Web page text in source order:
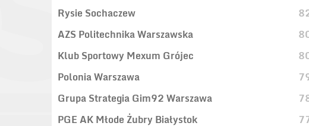
Rysie Sochaczew
AZS Politechnika Warszawska
Klub Sportowy Mexum Grójec
Polonia Warszawa
Grupa Strategia Gim92 Warszawa
PGE AK Młode Żubry Białystok